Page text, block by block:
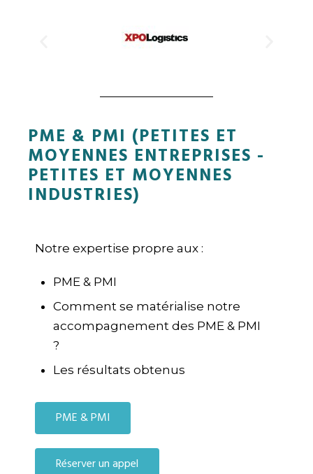
PME & PMI (PETITES ET
MOYENNES ENTREPRISES -
PETITES ET MOYENNES
INDUSTRIES)
Notre expertise propre aux :
PME & PMI
Comment se matérialise notre
accompagnement des PME & PMI
?
Les résultats obtenus
PME & PMI
Réserver un appel